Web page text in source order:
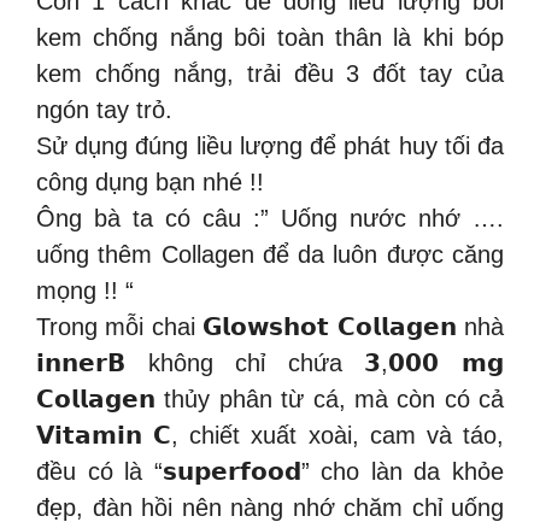
kem chống nắng bôi toàn thân là khi bóp
kem chống nắng, trải đều 3 đốt tay của
ngón tay trỏ.
Sử dụng đúng liều lượng để phát huy tối đa
công dụng bạn nhé !!
Ông bà ta có câu :” Uống nước nhớ ….
uống thêm Collagen để da luôn được căng
mọng !! “
Trong mỗi chai 𝗚𝗹𝗼𝘄𝘀𝗵𝗼𝘁 𝗖𝗼𝗹𝗹𝗮𝗴𝗲𝗻 nhà
𝗶𝗻𝗻𝗲𝗿𝗕 không chỉ chứa 𝟯,𝟬𝟬𝟬 𝗺𝗴
𝗖𝗼𝗹𝗹𝗮𝗴𝗲𝗻 thủy phân từ cá, mà còn có cả
𝗩𝗶𝘁𝗮𝗺𝗶𝗻 𝗖, chiết xuất xoài, cam và táo,
đều có là “𝘀𝘂𝗽𝗲𝗿𝗳𝗼𝗼𝗱” cho làn da khỏe
đẹp, đàn hồi nên nàng nhớ chăm chỉ uống